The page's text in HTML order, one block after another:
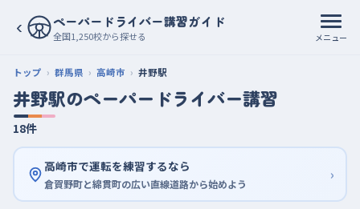
‹ ペーパードライバー講習ガイド
全国1,250校から探せる メニュー
トップ 群馬県 高崎市 井野駅
井野駅のペーパードライバー講習
18件
高崎市で運転を練習するなら
倉賀野町と綿貫町の広い直線道路から始めよう ›